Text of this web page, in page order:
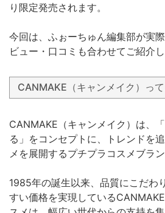
り限定発売されます。
今回は、ふぉーちゅん編集部が実
ビュー・口コミも合わせてご紹介し
CANMAKE（キャンメイク）っ
CANMAKE（キャンメイク）は、
る」をコンセプトに、トレンドを
メを展開するプチプラコスメブラン
1985年の誕生以来、品質にこだわ
すい価格を実現している